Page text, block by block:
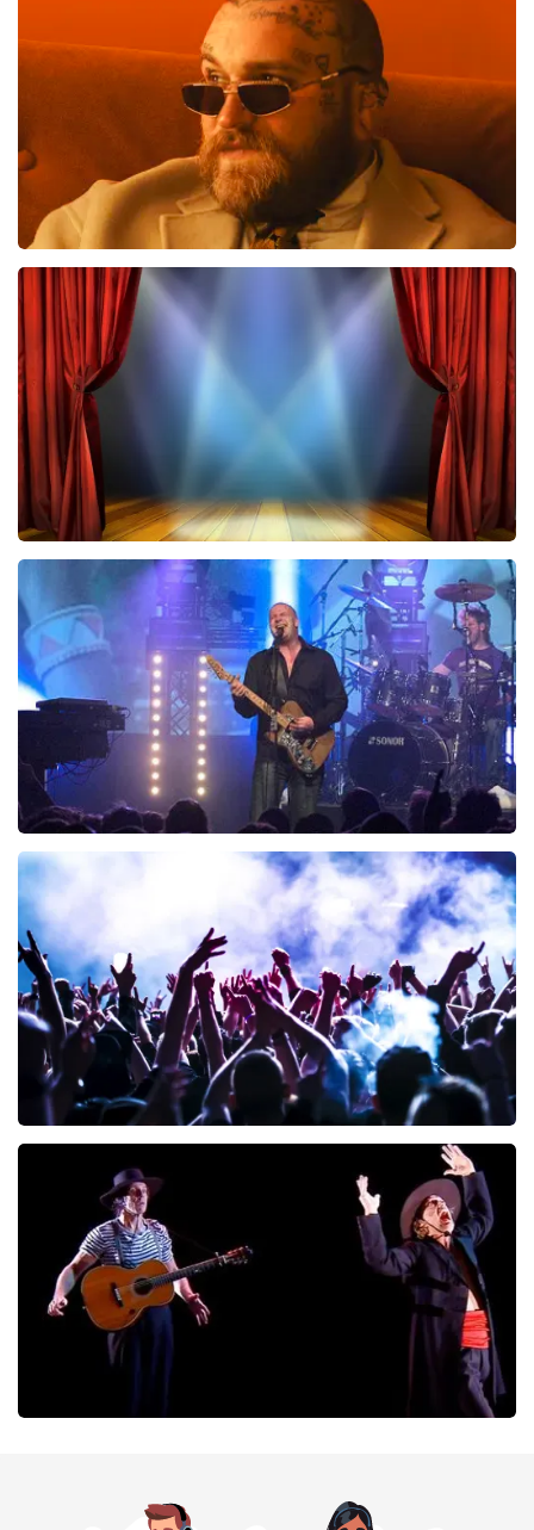
laatste 30 minuten
BESTEL NU
Teddy Swims
788 laatste 30 minuten
BESTEL NU
40 45 De Musical
426laatste 30 minuten
BESTEL NU
BESTEL NU
252laatste 30 minuten
BESTEL NU